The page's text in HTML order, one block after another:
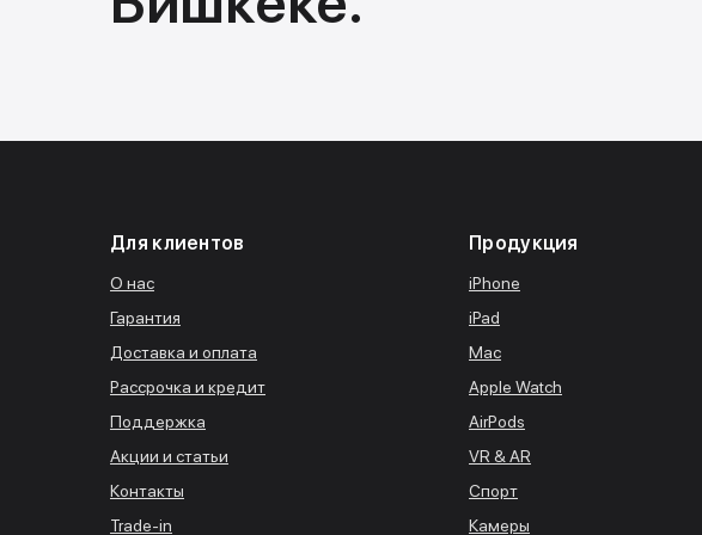
Для клиентов
О нас
Гарантия
Доставка и оплата
Рассрочка и кредит
Поддержка
Акции и статьи
Контакты
Trade-in
Продукция
iPhone
iPad
Mac
Apple Watch
AirPods
VR & AR
Спорт
Камеры